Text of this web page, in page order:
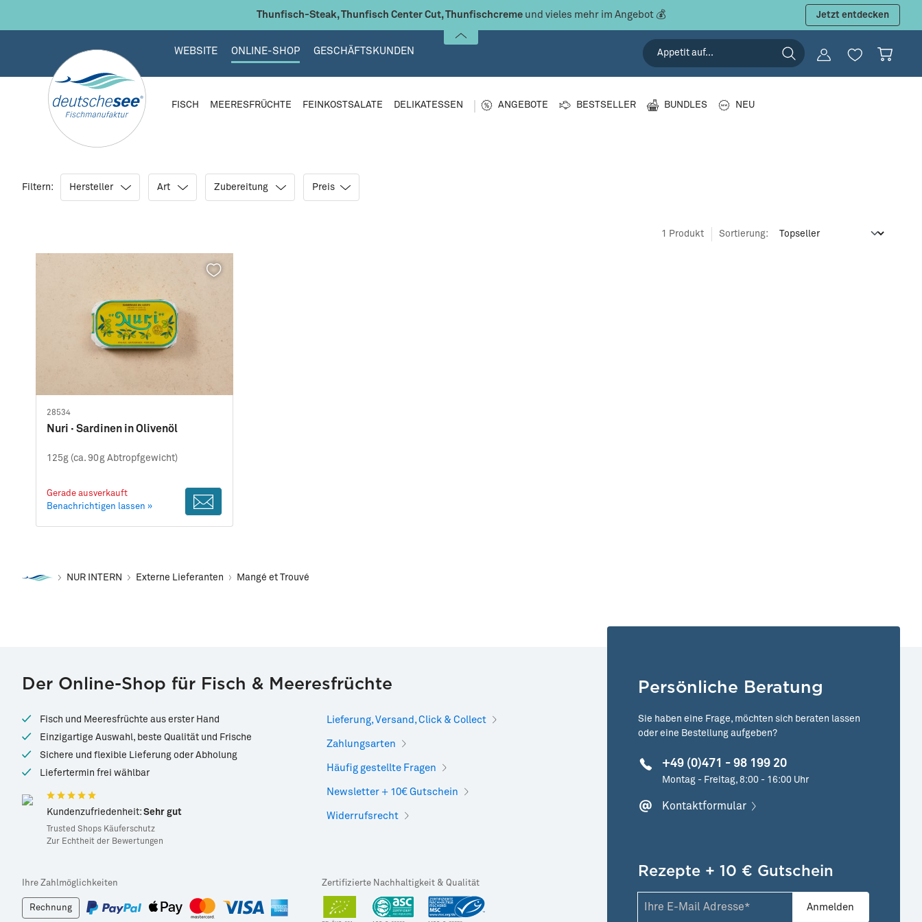
Thunfisch-Steak, Thunfisch Center Cut, Thunfischcreme und vieles mehr im Angebot 💰 Jetzt entdecken
WEBSITE ONLINE-SHOP GESCHÄFTSKUNDEN
FISCH MEERESFRÜCHTE FEINKOSTSALATE DELIKATESSEN ANGEBOTE BESTSELLER BUNDLES NEU
Filtern: Hersteller Art Zubereitung Preis
1 Produkt Sortierung:
28534
Nuri · Sardinen in Olivenöl
125g (ca. 90g Abtropfgewicht)
Gerade ausverkauft
Benachrichtigen lassen »
NUR INTERN Externe Lieferanten Mangé et Trouvé
Der Online-Shop für Fisch & Meeresfrüchte
Fisch und Meeresfrüchte aus erster Hand
Einzigartige Auswahl, beste Qualität und Frische
Sichere und flexible Lieferung oder Abholung
Liefertermin frei wählbar
Kundenzufriedenheit: Sehr gut
Trusted Shops Käuferschutz
Zur Echtheit der Bewertungen
Lieferung, Versand, Click & Collect
Zahlungsarten
Häufig gestellte Fragen
Newsletter + 10€ Gutschein
Widerrufsrecht
Ihre Zahlmöglichkeiten
Rechnung
Zertifizierte Nachhaltigkeit & Qualität
Persönliche Beratung
Sie haben eine Frage, möchten sich beraten lassen
oder eine Bestellung aufgeben?
+49 (0)471 - 98 199 20
Montag - Freitag, 8:00 - 16:00 Uhr
Kontaktformular
Rezepte + 10 € Gutschein
Anmelden